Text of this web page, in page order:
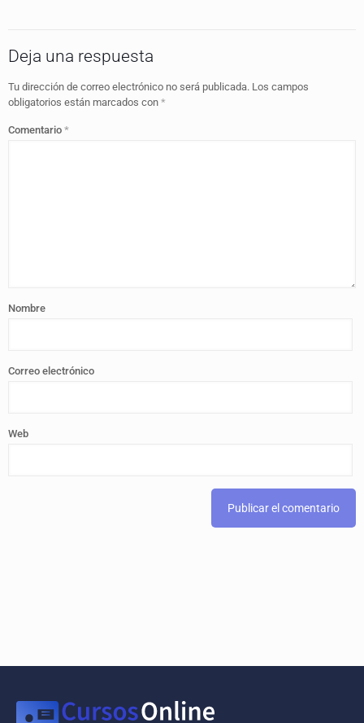
Deja una respuesta
Tu dirección de correo electrónico no será publicada. Los campos
obligatorios están marcados con *
Comentario *
Nombre
Correo electrónico
Web